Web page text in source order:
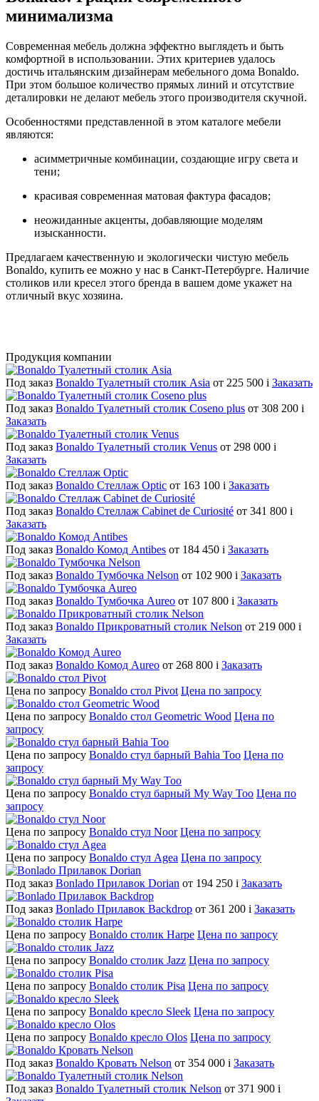
минимализма
Современная мебель должна эффектно выглядеть и быть
комфортной в использовании. Этих критериев удалось
достичь итальянским дизайнерам мебельного дома Bonaldo.
При этом большое количество прямых линий и отсутствие
деталировки не делают мебель этого производителя скучной.
Особенностями представленной в этом каталоге мебели
являются:
асимметричные комбинации, создающие игру света и
тени;
красивая современная матовая фактура фасадов;
неожиданные акценты, добавляющие моделям
изысканности.
Предлагаем качественную и экологически чистую мебель
Bonaldo, купить ее можно у нас в Санкт-Петербурге. Наличие
столиков или кресел этого бренда в вашем доме укажет на
отличный вкус хозяина.
Продукция компании
Под заказ Bonaldo Туалетный столик Asia от 225 500 i Заказать
Под заказ Bonaldo Туалетный столик Coseno plus от 308 200 i
Заказать
Под заказ Bonaldo Туалетный столик Venus от 298 000 i
Заказать
Под заказ Bonaldo Стеллаж Optic от 163 100 i Заказать
Под заказ Bonaldo Стеллаж Cabinet de Curiosité от 341 800 i
Заказать
Под заказ Bonaldo Комод Antibes от 184 450 i Заказать
Под заказ Bonaldo Тумбочка Nelson от 102 900 i Заказать
Под заказ Bonaldo Тумбочка Aureo от 107 800 i Заказать
Под заказ Bonaldo Прикроватный столик Nelson от 219 000 i
Заказать
Под заказ Bonaldo Комод Aureo от 268 800 i Заказать
Цена по запросу Bonaldo стол Pivot Цена по запросу
Цена по запросу Bonaldo стол Geometric Wood Цена по
запросу
Цена по запросу Bonaldo стул барный Bahia Too Цена по
запросу
Цена по запросу Bonaldo стул барный My Way Too Цена по
запросу
Цена по запросу Bonaldo стул Noor Цена по запросу
Цена по запросу Bonaldo стул Agea Цена по запросу
Под заказ Bonlado Прилавок Dorian от 194 250 i Заказать
Под заказ Bonlado Прилавок Backdrop от 361 200 i Заказать
Цена по запросу Bonaldo столик Harpe Цена по запросу
Цена по запросу Bonaldo столик Jazz Цена по запросу
Цена по запросу Bonaldo столик Pisa Цена по запросу
Цена по запросу Bonaldo кресло Sleek Цена по запросу
Цена по запросу Bonaldo кресло Olos Цена по запросу
Под заказ Bonaldo Кровать Nelson от 354 000 i Заказать
Под заказ Bonaldo Туалетный столик Nelson от 371 900 i